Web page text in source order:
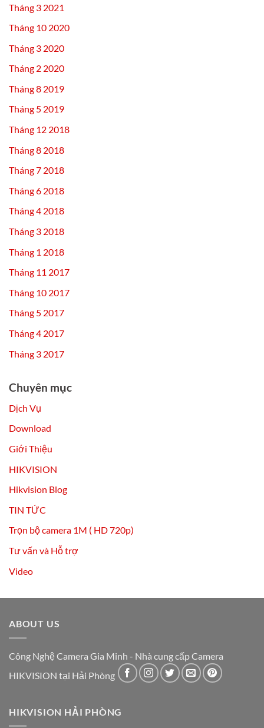
Tháng 3 2021
Tháng 10 2020
Tháng 3 2020
Tháng 2 2020
Tháng 8 2019
Tháng 5 2019
Tháng 12 2018
Tháng 8 2018
Tháng 7 2018
Tháng 6 2018
Tháng 4 2018
Tháng 3 2018
Tháng 1 2018
Tháng 11 2017
Tháng 10 2017
Tháng 5 2017
Tháng 4 2017
Tháng 3 2017
Chuyên mục
Dịch Vụ
Download
Giới Thiệu
HIKVISION
Hikvision Blog
TIN TỨC
Trọn bộ camera 1M ( HD 720p)
Tư vấn và Hỗ trợ
Video
ABOUT US
Công Nghệ Camera Gia Minh - Nhà cung cấp Camera
HIKVISION tại Hải Phòng
HIKVISION HẢI PHÒNG